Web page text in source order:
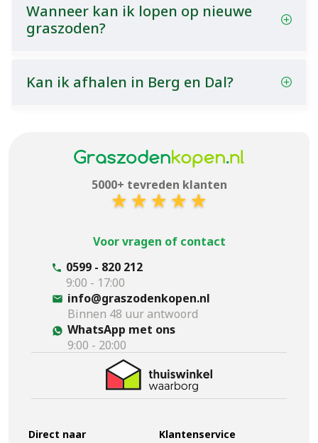
Wanneer kan ik lopen op nieuwe
graszoden?
Kan ik afhalen in Berg en Dal?
5000+ tevreden klanten
Voor vragen of contact
0599 - 820 212
9:00 - 17:00
info@graszodenkopen.nl
Binnen 48 uur antwoord
WhatsApp met ons
9:00 - 20:00
Direct naar Klantenservice